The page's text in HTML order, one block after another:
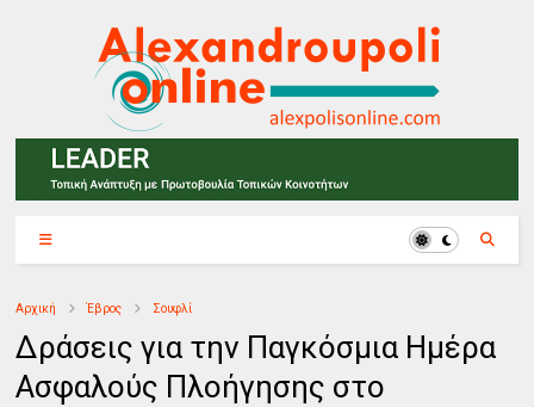
Αρχική Έβρος Σουφλί
Δράσεις για την Παγκόσμια Ημέρα
Ασφαλούς Πλοήγησης στο